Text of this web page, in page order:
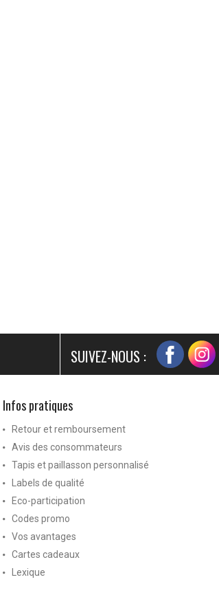
SUIVEZ-NOUS :
Infos pratiques
Retour et remboursement
Avis des consommateurs
Tapis et paillasson personnalisé
Labels de qualité
Eco-participation
Codes promo
Vos avantages
Cartes cadeaux
Lexique